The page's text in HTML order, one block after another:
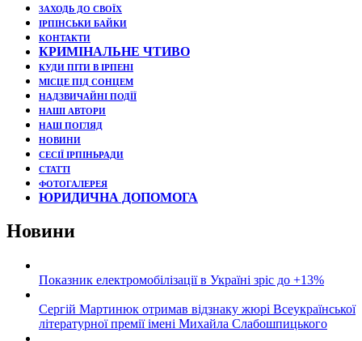
ЗАХОДЬ ДО СВОЇХ
ІРПІНСЬКИ БАЙКИ
КОНТАКТИ
КРИМІНАЛЬНЕ ЧТИВО
КУДИ ПІТИ В ІРПЕНІ
МІСЦЕ ПІД СОНЦЕМ
НАДЗВИЧАЙНІ ПОДЇЇ
НАШІ АВТОРИ
НАШ ПОГЛЯД
НОВИНИ
СЕСІЇ ІРПІНЬРАДИ
СТАТТІ
ФОТОГАЛЕРЕЯ
ЮРИДИЧНА ДОПОМОГА
Новини
Показник електромобілізації в Україні зріс до +13%
Сергій Мартинюк отримав відзнаку жюрі Всеукраїнської
літературної премії імені Михайла Слабошпицького